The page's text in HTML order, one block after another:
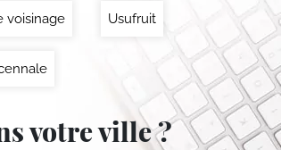
voisinage Usufruit
votre ville ?